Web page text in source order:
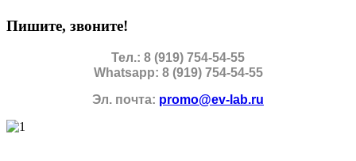
Пишите, звоните!
Тел.: 8 (919) 754-54-55
Whatsapp: 8 (919) 754-54-55
Эл. почта: promo@ev-lab.ru